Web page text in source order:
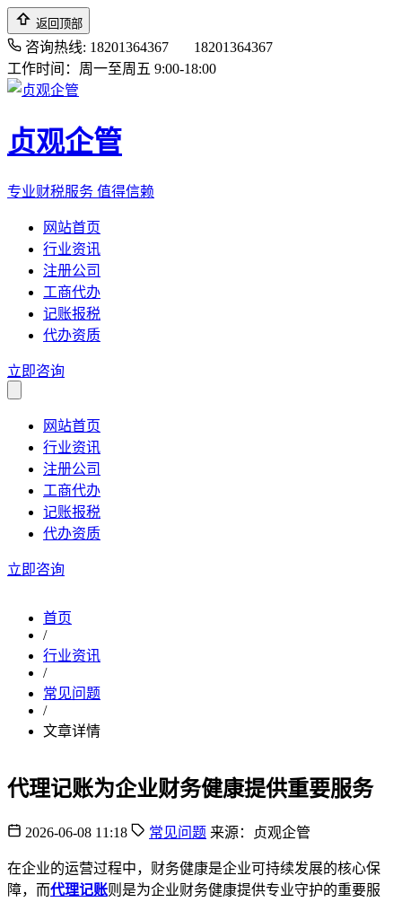
返回顶部
咨询热线: 18201364367
18201364367
工作时间：周一至周五 9:00-18:00
贞观企管
专业财税服务 值得信赖
网站首页
行业资讯
注册公司
工商代办
记账报税
代办资质
立即咨询
网站首页
行业资讯
注册公司
工商代办
记账报税
代办资质
立即咨询
首页
/
行业资讯
/
常见问题
/
文章详情
代理记账为企业财务健康提供重要服务
2026-06-08 11:18 常见问题 来源：贞观企管
在企业的运营过程中，财务健康是企业可持续发展的核心保
障，而代理记账则是为企业财务健康提供专业守护的重要服